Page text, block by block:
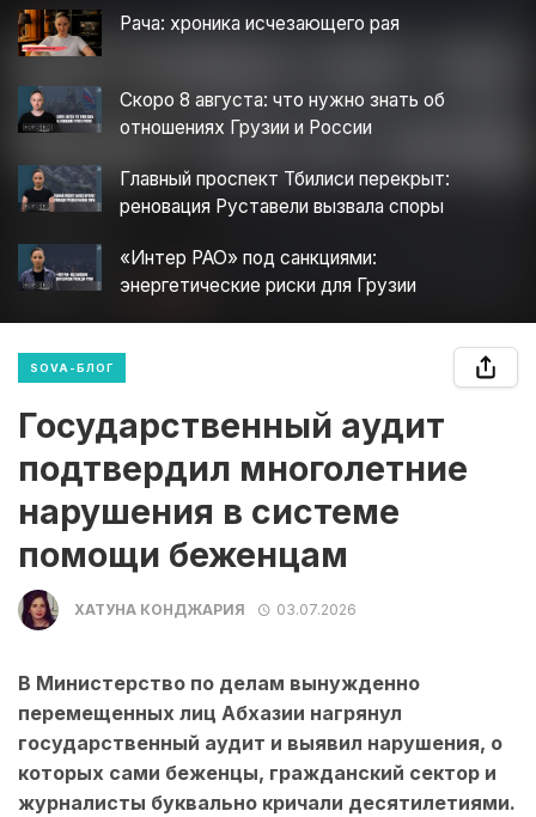
Рача: хроника исчезающего рая
Скоро 8 августа: что нужно знать об
отношениях Грузии и России
Главный проспект Тбилиси перекрыт:
реновация Руставели вызвала споры
«Интер РАО» под санкциями:
энергетические риски для Грузии
SOVA-БЛОГ
Государственный аудит
подтвердил многолетние
нарушения в системе
помощи беженцам
ХАТУНА КОНДЖАРИЯ 03.07.2026
В Министерство по делам вынужденно
перемещенных лиц Абхазии нагрянул
государственный аудит и выявил нарушения, о
которых сами беженцы, гражданский сектор и
журналисты буквально кричали десятилетиями.